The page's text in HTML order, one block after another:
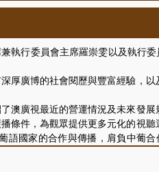
曾緻豪，合作區財政局黃勇副
行委員會主席羅崇雯以及執行委
廣博的社會閱歷與豐富經驗，以
廣視最近的營運情況及未來發展
件，為觀眾提供更多元化的視
國家的合作與傳播，肩負中葡